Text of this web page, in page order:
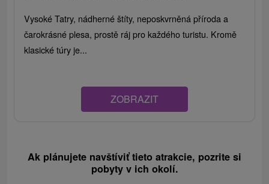
Vysoké Tatry, nádherné štíty, neposkvrněná příroda a
čarokrásné plesa, prostě ráj pro každého turistu. Kromě
klasické túry je...
ZOBRAZIT
Ak plánujete navštíviť tieto atrakcie, pozrite si
pobyty v ich okolí.